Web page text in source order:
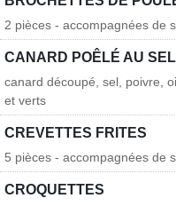
2 pièces - accompagnées de
CANARD POÊLÉ AU
canard découpé, sel, poivre,
et verts
CREVETTES FRITES
5 pièces - accompagnées de
CROQUETTES